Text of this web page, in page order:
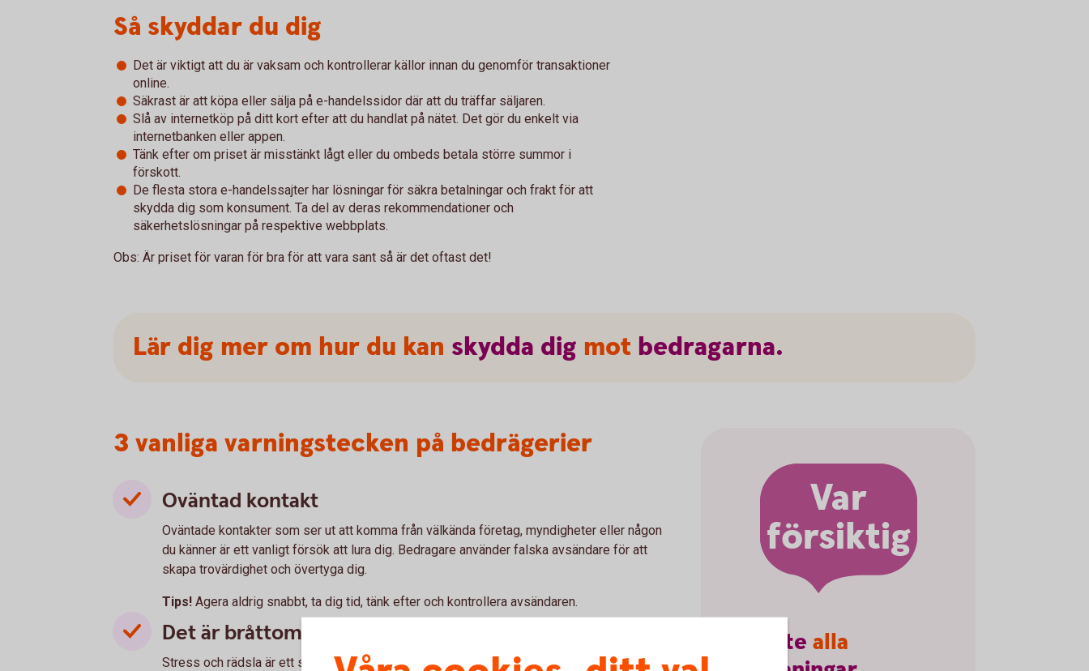
Så skyddar du dig
Det är viktigt att du är vaksam och kontrollerar källor innan du genomför transaktioner
online.
Säkrast är att köpa eller sälja på e-handelssidor där att du träffar säljaren.
Slå av internetköp på ditt kort efter att du handlat på nätet. Det gör du enkelt via
internetbanken eller appen.
Tänk efter om priset är misstänkt lågt eller du ombeds betala större summor i
förskott.
De flesta stora e-handelssajter har lösningar för säkra betalningar och frakt för att
skydda dig som konsument. Ta del av deras rekommendationer och
säkerhetslösningar på respektive webbplats.
Obs: Är priset för varan för bra för att vara sant så är det oftast det!
Lär dig mer om hur du kan skydda dig mot bedragarna.
3 vanliga varningstecken på bedrägerier
Oväntad kontakt
Oväntade kontakter som ser ut att komma från välkända företag, myndigheter eller någon
du känner är ett vanligt försök att lura dig. Bedragare använder falska avsändare för att
skapa trovärdighet och övertyga dig.
Tips! Agera aldrig snabbt, ta dig tid, tänk efter och kontrollera avsändaren.
Det är bråttom
Stress och rädsla är ett sätt att få dig att fatta ogenomtänkta beslut och göra det
Var
försiktig
inte alla